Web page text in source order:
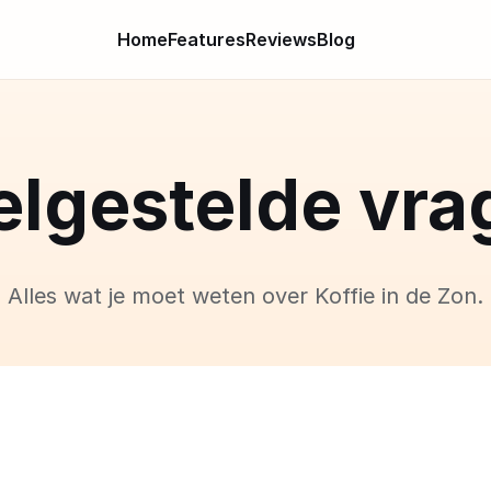
HomeFeaturesReviewsBlog
Alles wat je moet weten over Koffie in de Zon.